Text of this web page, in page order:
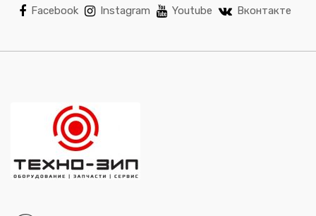
Facebook Instagram Youtube Вконтакте